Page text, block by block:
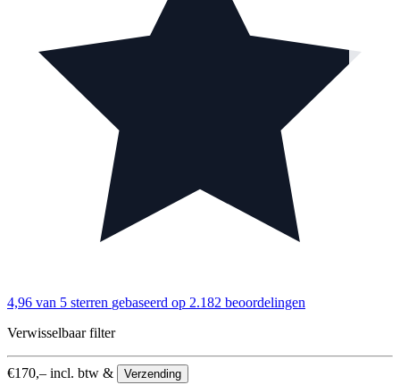
4,96 van 5 sterren gebaseerd op 2.182 beoordelingen
Verwisselbaar filter
€170,– incl. btw & Verzending